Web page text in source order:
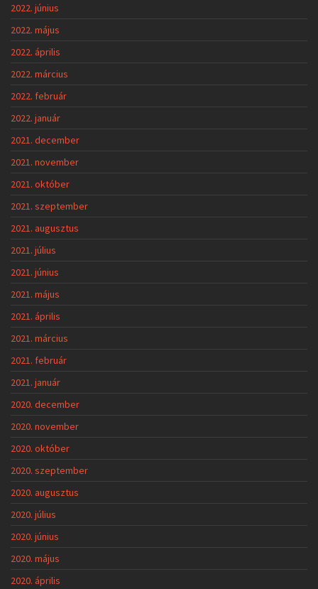
2022. június
2022. május
2022. április
2022. március
2022. február
2022. január
2021. december
2021. november
2021. október
2021. szeptember
2021. augusztus
2021. július
2021. június
2021. május
2021. április
2021. március
2021. február
2021. január
2020. december
2020. november
2020. október
2020. szeptember
2020. augusztus
2020. július
2020. június
2020. május
2020. április